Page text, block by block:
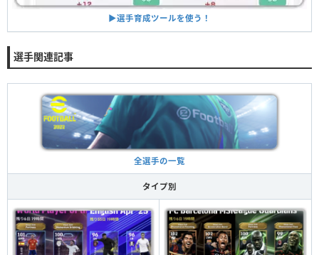
▶︎選手育成ツールを使う！
選手関連記事
全選手の一覧
タイプ別